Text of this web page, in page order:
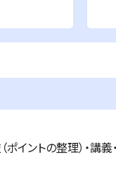
イントの整理）・講